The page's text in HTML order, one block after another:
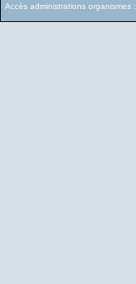
Accès administrations organismes :